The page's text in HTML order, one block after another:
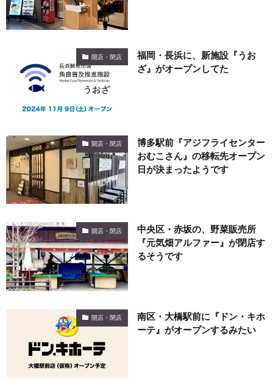
開店・閉店
福岡・長浜に、新施設『うお
ざ』がオープンしてた
開店・閉店
博多駅前『アジフライセンター
おむこさん』の移転先オープン
日が決まったようです
開店・閉店
中央区・赤坂の、野菜販売所
『元気畑アルファー』が閉店す
るそうです
開店・閉店
南区・大橋駅前に『ドン・キホ
ーテ』がオープンするみたい